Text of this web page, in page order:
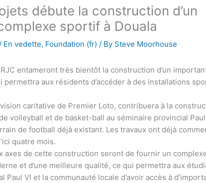
débute la construction d’un
sportif à Douala
En vedette, Foundation (fr) / By Steve Moorhouse
entameront très bientôt la construction d’un
permettra aux résidents d’accéder à des installations
caritative de Premier Loto, contribuera à la
volleyball et de basket-ball au séminaire provincial Paul
de football déjà existant. Les travaux ont déjà
quatre mois.
axes de cette construction seront de fournir un
et d’une meilleure qualité, ce qui permettra aux
Paul VI et la communauté locale d’avoir accès à